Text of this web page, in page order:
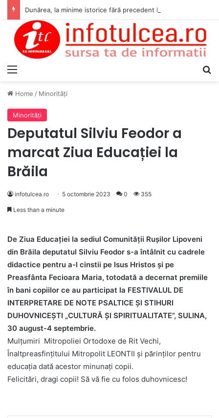
Home / Minorităţi
Minorităţi
Deputatul Silviu Feodor a
marcat Ziua Educației la
Brăila
infotulcea.ro 5 octombrie 2023 0 355
Less than a minute
De Ziua Educației la sediul Comunității Rușilor Lipoveni
din Brăila deputatul Silviu Feodor s-a întâlnit cu cadrele
didactice pentru a-l cinstii pe Isus Hristos și pe
Preasfânta Fecioara Maria, totodată a decernat premiile
în bani copiilor ce au participat la FESTIVALUL DE
INTERPRETARE DE NOTE PSALTICE ȘI STIHURI
DUHOVNICEȘTI „CULTURĂ ȘI SPIRITUALITATE”, SULINA,
30 august-4 septembrie.
Mulțumiri Mitropoliei Ortodoxe de Rit Vechi,
Înaltpreasfințitului Mitropolit LEONTII și părinților pentru
educația dată acestor minunați copii.
Felicitări, dragi copii! Să vă fie cu folos duhovnicesc!